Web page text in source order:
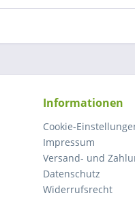
Informationen
Cookie-
Impressum
Versand- und
Datenschutz
Widerrufsrecht